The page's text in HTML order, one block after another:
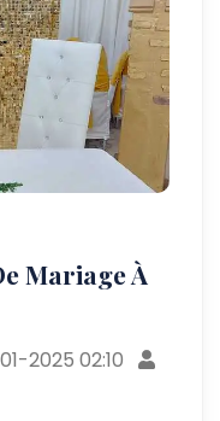
Mariage À
2025 02:10